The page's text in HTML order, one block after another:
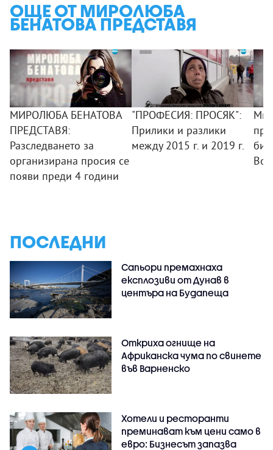
ОЩЕ ОТ МИРОЛЮБА
БЕНАТОВА ПРЕДСТАВЯ
МИРОЛЮБА БЕНАТОВА
ПРЕДСТАВЯ:
Разследването за
организирана просия се
появи преди 4 години
"ПРОФЕСИЯ: ПРОСЯК":
Прилики и разлики
между 2015 г. и 2019 г.
ПОСЛЕДНИ
Сапьори премахнаха
експлозиви от Дунав в
центъра на Будапеща
Откриха огнище на
Африканска чума по свинете
във Варненско
Хотели и ресторанти
преминават към цени само в
евро: Бизнесът запазва